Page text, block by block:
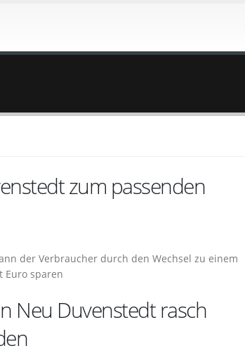
zum passenden
der Verbraucher durch den Wechsel zu einem
Euro sparen
Neu Duvenstedt rasch